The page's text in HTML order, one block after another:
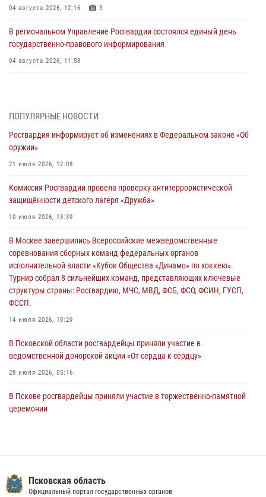
04 августа 2026, 12:16 3
В региональном Управление Росгвардии состоялся единый день
государственно-правового информирования
04 августа 2026, 11:58
03 августа 2026, 17:21
21 единицу оружия изъяли Псковские росгвардейцы за неделю
03 августа 2026, 14:10
безопасности во время празднования Дня ВДВ
улицу Труда
31 июля 2026, 13:53
В Санкт-Петербурге прошел окружной этап ежегодного
Всероссийского конкурса профессионального мастерства среди
сотрудников вневедомственной охраны Росгвардии, Псковские
Росгвардейцы одержали победу
ПОПУЛЯРНЫЕ НОВОСТИ
Росгвардия информирует об изменениях в Федеральном законе «Об
оружии»
21 июля 2026, 12:08
Комиссия Росгвардии провела проверку антитеррористической
защищённости детского лагеря «Дружба»
10 июля 2026, 13:39
В Москве завершились Всероссийские межведомственные
соревнования сборных команд федеральных органов
исполнительной власти «Кубок Общества «Динамо» по хоккею».
Турнир собрал 8 сильнейших команд, представляющих ключевые
структуры страны: Росгвардию, МЧС, МВД, ФСБ, ФСО, ФСИН, ГУСП,
ФССП.
14 июля 2026, 10:29
В Псковской области росгвардейцы приняли участие в
ведомственной донорской акции «От сердца к сердцу»
28 июля 2026, 05:16
В Пскове росгвардейцы приняли участие в торжественно-памятной
церемонии
сотрудников вневедомственной охраны Росгвардии, Псковские
Росгвардейцы одержали победу
Псковская область
Официальный портал государственных органов